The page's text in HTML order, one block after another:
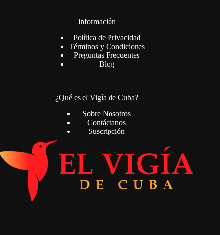
Información
Política de Privacidad
Términos y Condiciones
Preguntas Frecuentes
Blog
¿Qué es el Vigía de Cuba?
Sobre Nosotros
Contáctanos
Suscripción